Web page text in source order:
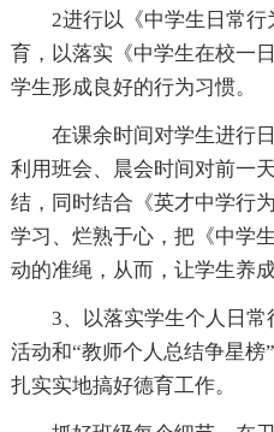
2进行以《中学生日常
育，以落实《中学生在校一
学生形成良好的行为习惯。
在课余时间对学生进行
利用班会、晨会时间对前一
结，同时结合《英才中学行
学习、烂熟于心，把《中学
动的准绳，从而，让学生养
3、以落实学生个人日
活动和“教师个人总结争星
扎实实地搞好德育工作。